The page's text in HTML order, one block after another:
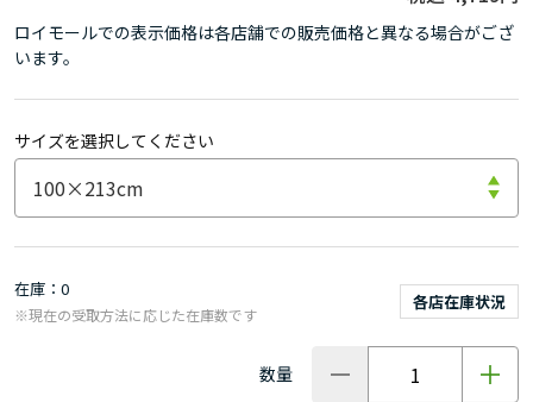
ロイモールでの表示価格は各店舗での販売価格と異なる場合がござ
います。
サイズを選択してください
在庫 0
各店在庫状況
※現在の受取方法に応じた在庫数です
数量